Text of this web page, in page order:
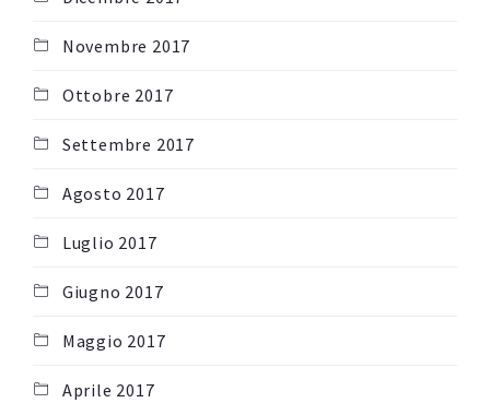
Novembre 2017
Ottobre 2017
Settembre 2017
Agosto 2017
Luglio 2017
Giugno 2017
Maggio 2017
Aprile 2017